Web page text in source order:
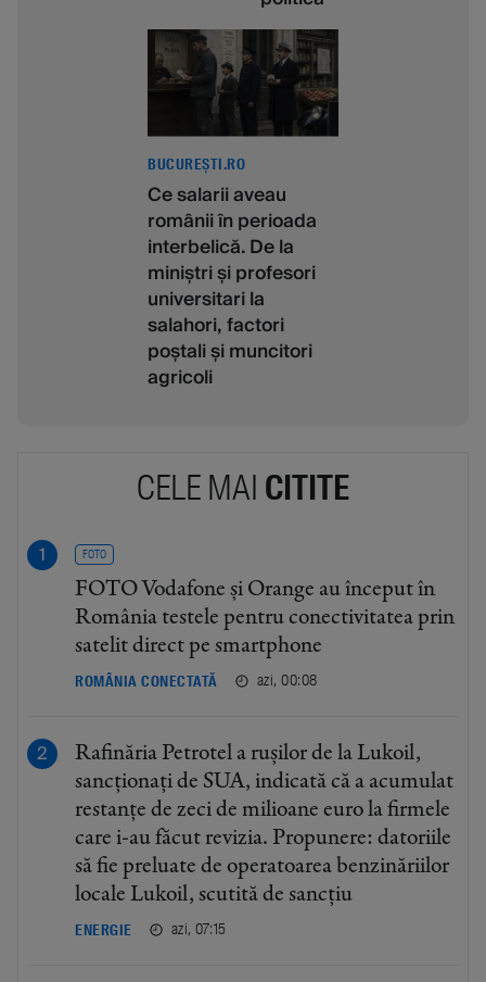
BUCUREȘTI.RO
Ce salarii aveau
românii în perioada
interbelică. De la
miniștri și profesori
universitari la
salahori, factori
poștali și muncitori
agricoli
CELE MAI CITITE
FOTO
FOTO Vodafone și Orange au început în
România testele pentru conectivitatea prin
satelit direct pe smartphone
ROMÂNIA CONECTATĂ azi, 00:08
Rafinăria Petrotel a rușilor de la Lukoil,
sancționați de SUA, indicată că a acumulat
restanțe de zeci de milioane euro la firmele
care i-au făcut revizia. Propunere: datoriile
să fie preluate de operatoarea benzinăriilor
locale Lukoil, scutită de sancțiu
ENERGIE azi, 07:15